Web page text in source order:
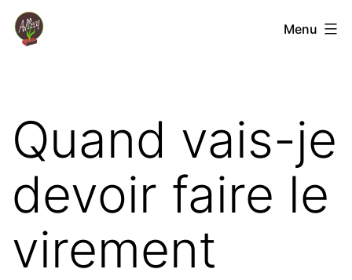
Aller
auCoopérative
Menu
Quand vais-je
devoir faire le
virement